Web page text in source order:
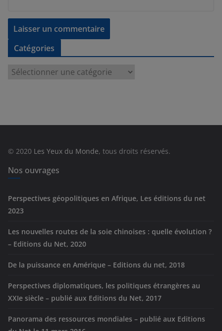
Catégories
e
© 2020 Les Yeux du Monde, tous droits réservés.
Nos ouvrages
Perspectives géopolitiques en Afrique, Les éditions du net
2023
Les nouvelles routes de la soie chinoises : quelle évolution ?
– Editions du Net, 2020
De la puissance en Amérique – Editions du net, 2018
Perspectives diplomatiques, les politiques étrangères au
XXIe siècle – publié aux Editions du Net, 2017
Panorama des ressources mondiales – publié aux Editions